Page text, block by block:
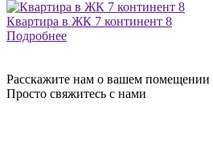
Квартира в ЖК 7 континент 8
Подробнее
Расскажите нам о вашем
Просто свяжитесь с нами